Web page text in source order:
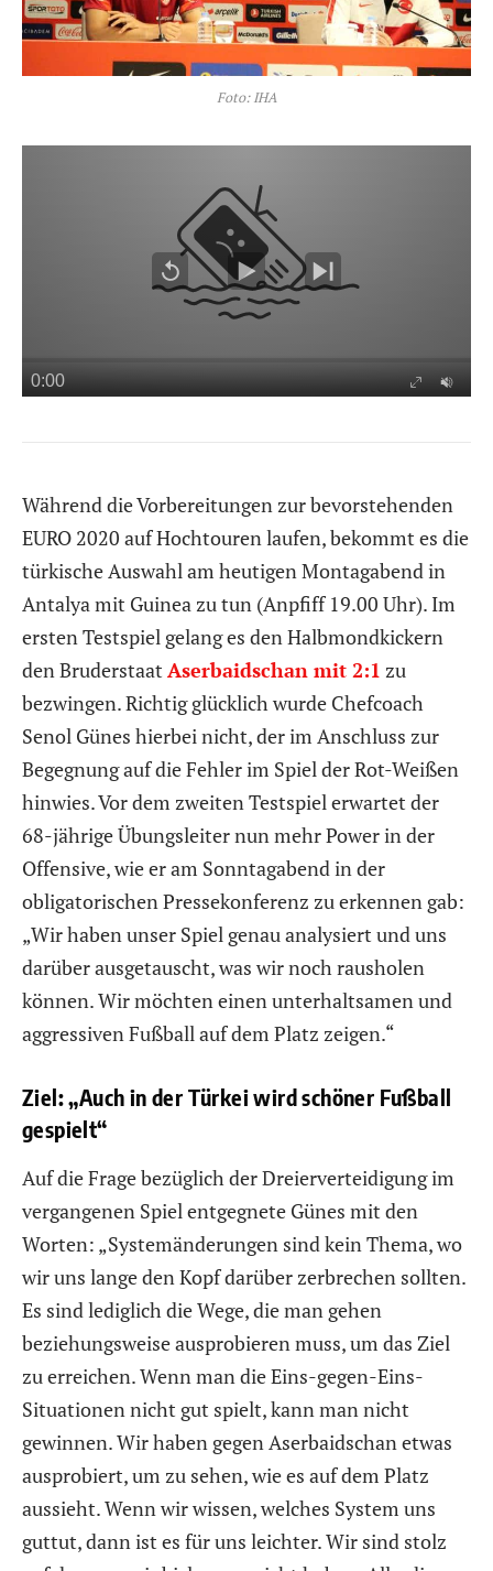
Foto: IHA
Während die Vorbereitungen zur bevorstehenden
EURO 2020 auf Hochtouren laufen, bekommt es die
türkische Auswahl am heutigen Montagabend in
Antalya mit Guinea zu tun (Anpfiff 19.00 Uhr). Im
ersten Testspiel gelang es den Halbmondkickern
den Bruderstaat Aserbaidschan mit 2:1 zu
bezwingen. Richtig glücklich wurde Chefcoach
Senol Günes hierbei nicht, der im Anschluss zur
Begegnung auf die Fehler im Spiel der Rot-Weißen
hinwies. Vor dem zweiten Testspiel erwartet der
68-jährige Übungsleiter nun mehr Power in der
Offensive, wie er am Sonntagabend in der
obligatorischen Pressekonferenz zu erkennen gab:
„Wir haben unser Spiel genau analysiert und uns
darüber ausgetauscht, was wir noch rausholen
können. Wir möchten einen unterhaltsamen und
aggressiven Fußball auf dem Platz zeigen.“
Ziel: „Auch in der Türkei wird schöner Fußball
gespielt“
Auf die Frage bezüglich der Dreierverteidigung im
vergangenen Spiel entgegnete Günes mit den
Worten: „Systemänderungen sind kein Thema, wo
wir uns lange den Kopf darüber zerbrechen sollten.
Es sind lediglich die Wege, die man gehen
beziehungsweise ausprobieren muss, um das Ziel
zu erreichen. Wenn man die Eins-gegen-Eins-
Situationen nicht gut spielt, kann man nicht
gewinnen. Wir haben gegen Aserbaidschan etwas
ausprobiert, um zu sehen, wie es auf dem Platz
aussieht. Wenn wir wissen, welches System uns
guttut, dann ist es für uns leichter. Wir sind stolz